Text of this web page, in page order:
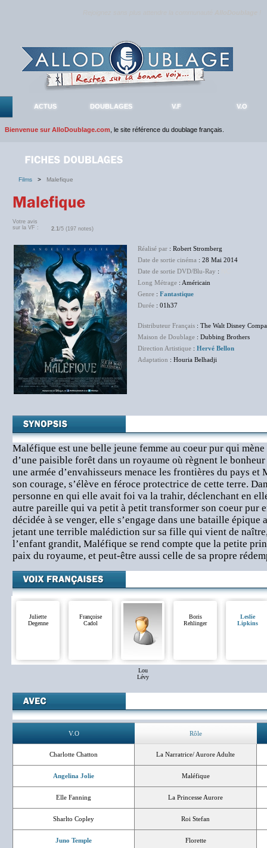
ACTUS DOUBLAGES V.F V.O
Bienvenue sur AlloDoublage.com , le site référence du doublage français.
Films > Malefique
Votre avis
sur la VF :
2.1 /5 (197 notes)
Réalisé par : Robert Stromberg
Date de sortie cinéma : 28 Mai 2014
Date de sortie DVD/Blu-Ray :
Long Métrage : Américain
Genre : Fantastique
Durée : 01h37
Distributeur Français : The Walt Disney
Maison de Doublage : Dubbing Brothers
Direction Artistique : Hervé Bellon
Adaptation : Houria Belhadji
Maléfique est une belle jeune femme au coeur pur qui
d’une paisible forêt dans un royaume où règnent le
une armée d’envahisseurs menace les frontières du pays et
son courage, s’élève en féroce protectrice de cette terre.
personne en qui elle avait foi va la trahir, déclenchant en
autre pareille qui va petit à petit transformer son coeur pur
décidée à se venger, elle s’engage dans une bataille épique
jetant une terrible malédiction sur sa fille qui vient de
l’enfant grandit, Maléfique se rend compte que la petite
paix du royaume, et peut-être aussi celle de sa propre
Juliette
Degenne
Françoise
Cadol
Lou
Lévy
Boris
Rehlinger
Leslie
Lipkins
V.O Rôle
Charlotte Chatton La Narratrice/ Aurore Adulte
Angelina Jolie Maléfique
Elle Fanning La Princesse Aurore
Sharlto Copley Roi Stefan
Juno Temple Florette